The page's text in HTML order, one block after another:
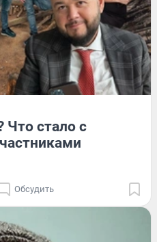
Что стало с
Обсудить